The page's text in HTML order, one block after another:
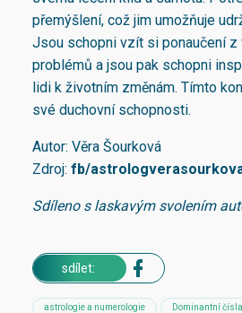
přemýšlení, což jim umožňuje
Jsou schopni vzít si ponaučení
problémů a jsou pak schopni
lidi k životním změnám. Tímto
své duchovní schopnosti.
Autor: Věra Šourková
Zdroj: fb/
Sdíleno s laskavým svolením
sdílet:
astrologie a numerologie Dominantní čísla